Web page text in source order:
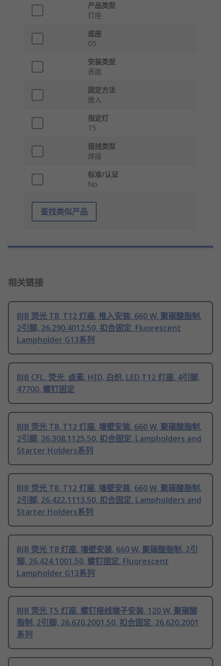
产品类型
灯座
底座
G5
安装类型
表面
固定方法
推入
指定灯
T5
接线类型
焊接
标准/认证
No
查找类似产品
相关链接
BJB 荧光 T8, T12 灯座, 推入安装, 660 W, 聚碳酸脂制,
2引脚, 26.290.4012.50, 扣合固定, Fluorescent
Lampholder G13系列
BJB CFL, 荧光, 卤素, HID, 白炽, LED T12 灯座, 4引脚,
47700, 螺钉固定
BJB 荧光 T8, T12 灯座, 墙壁安装, 660 W, 聚碳酸脂制,
2引脚, 26.308.1125.50, 扣合固定, Lampholders and
Starter Holders系列
BJB 荧光 T8, T12 灯座, 墙壁安装, 660 W, 聚碳酸脂制,
2引脚, 26.422.1113.50, 扣合固定, Lampholders and
Starter Holders系列
BJB 荧光 T8 灯座, 墙壁安装, 660 W, 聚碳酸脂制, 2引
脚, 26.424.1001.50, 螺钉固定, Fluorescent
Lampholder G13系列
BJB 荧光 T5 灯座, 螺钉接线端子安装, 120 W, 聚碳酸
脂制, 2引脚, 26.620.2001.50, 扣合固定, 26.620.2001
系列